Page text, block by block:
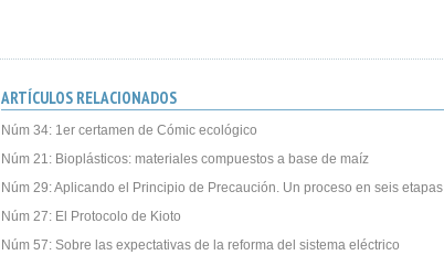
ARTÍCULOS RELACIONADOS
Núm 34: 1er certamen de Cómic ecológico
Núm 21: Bioplásticos: materiales compuestos a base de maíz
Núm 29: Aplicando el Principio de Precaución. Un proceso en seis etapas
Núm 27: El Protocolo de Kioto
Núm 57: Sobre las expectativas de la reforma del sistema eléctrico